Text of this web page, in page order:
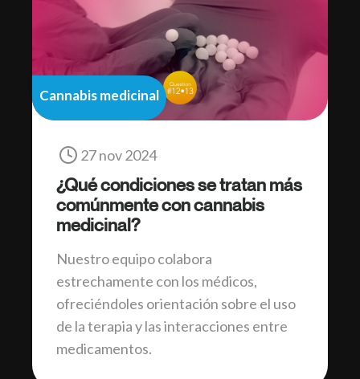
Cannabis medicinal
27 nov 2024
¿Qué condiciones se tratan más
comúnmente con cannabis
medicinal?
Nuestro equipo colabora
estrechamente con los médicos,
ofreciéndoles orientación sobre el uso
de la terapia y las interacciones entre
medicamentos.